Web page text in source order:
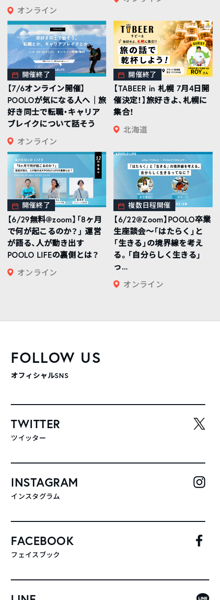
オンライン
開催終了
【7/6オンライン開催】
POOLOが気になる人へ｜旅
好き同士で転職・キャリア
ブレイクについて話そう
オンライン
開催終了
【TABEER in 札幌 7月4日開
催決定！】旅好きよ、札幌に
集合！
北海道
開催終了
【6/29無料@zoom】「8ヶ月
で何が起こるのか？」 運営
が語る、人が動き出す
POOLO LIFEの裏側とは？
オンライン
複数日程開催
【6/22@Zoom】POOLO卒業
生座談会〜「はたらく」と
「生きる」の境界線を考え
る。「自分らしく生きる」
っ...
オンライン
FOLLOW US
オフィシャルSNS
TWITTER
ツイッター
INSTAGRAM
インスタグラム
FACEBOOK
フェイスブック